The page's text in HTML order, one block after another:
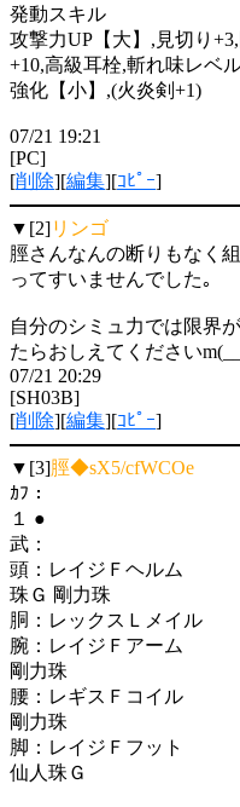
発動スキル
攻撃力UP【大】,見切り
+10,高級耳栓,斬れ味レベ
強化【小】,(火炎剣+1)
07/21 19:21
[PC]
[削除][編集][ｺﾋﾟｰ]
▼[2]リンゴ
脛さんなんの断りもなく
ってすいませんでした｡
自分のシミュ力では限界
たらおしえてください
07/21 20:29
[SH03B]
[削除][編集][ｺﾋﾟｰ]
▼[3]脛◆sX5/cfWCOe
ｶﾌ： 風
１ ●
武：
頭：レイジＦヘル
珠Ｇ 剛力珠
胴：レックスＬメ
腕：レイジＦアー
剛力珠
腰：レギスＦコイ
剛力珠
脚：レイジＦフッ
仙人珠Ｇ